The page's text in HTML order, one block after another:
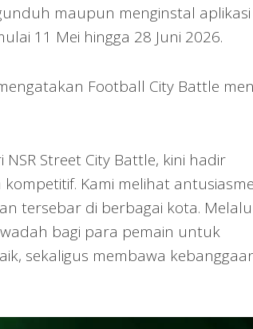
maupun menginstal aplikasi
11 Mei hingga 28 Juni 2026.
Football City Battle
Street City Battle, kini hadir
Kami melihat
tersebar di berbagai kota.
bagi para pemain untuk
sekaligus membawa